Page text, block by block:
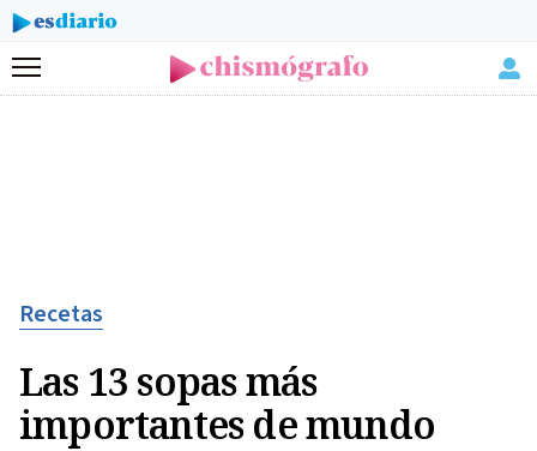
Menú
Recetas
Las 13 sopas más
importantes de mundo